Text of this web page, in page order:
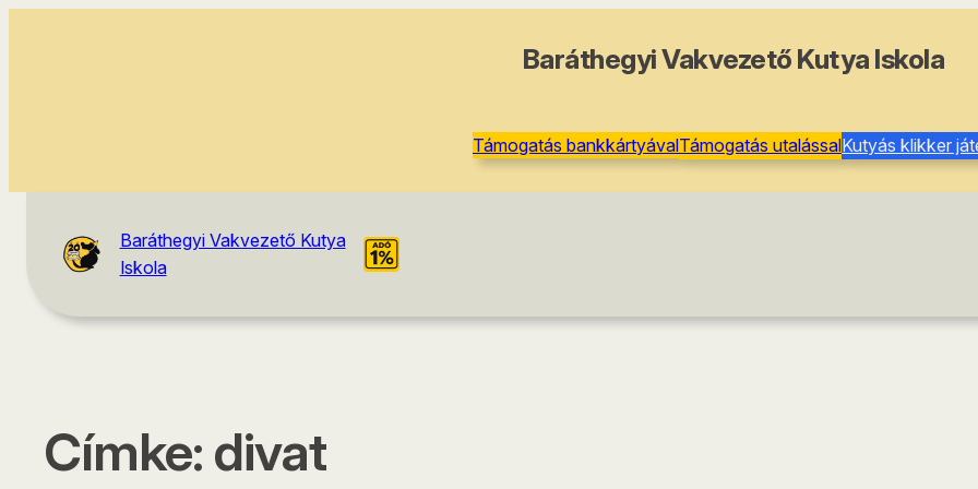
Baráthegyi Vakvezető Kutya Iskola
Támogatás bankkártyávalTámogatás utalássalKutyás klikker
Baráthegyi Vakvezető Kutya
Iskola
Címke: divat